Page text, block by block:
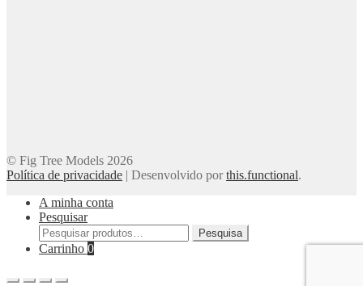
© Fig Tree Models 2026
Política de privacidade | Desenvolvido porthis.functional.
A minha conta
Pesquisar
Pesquisar
por:
Pesquisa
Carrinho 0